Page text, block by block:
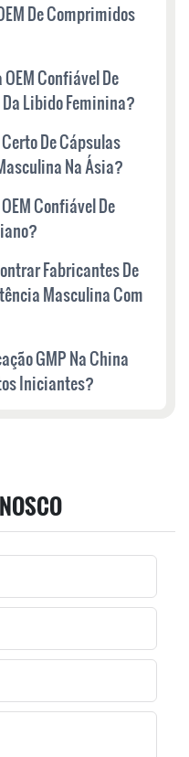
De Comprimidos
Confiável De
Libido Feminina?
De Cápsulas
Na Ásia?
Confiável De
Fabricantes De
Masculina Com
GMP Na China
Iniciantes?